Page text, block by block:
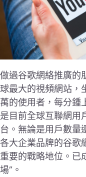
做過谷歌網絡推廣的
球最大的視頻網站，
萬的使用者，每分鍾
是目前全球互聯網用
台。無論是用戶數量
各大企業品牌的谷歌
重要的戰略地位。已
場”。